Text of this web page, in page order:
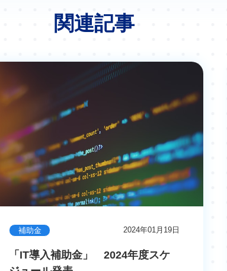
関連記事
補助金 2024年01月19日
「IT導入補助金」 2024年度スケ